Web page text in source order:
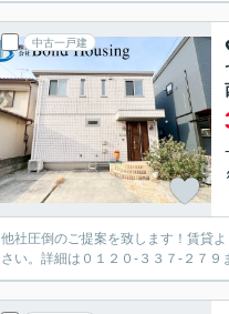
中古一戸建
他社圧倒のご提案を致します！賃貸
さい。詳細は０１２０-３３７-２７９